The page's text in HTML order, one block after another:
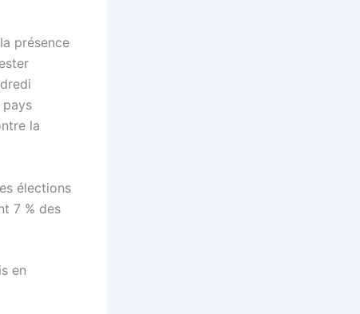
présence
pays
la
élections
7 % des
en